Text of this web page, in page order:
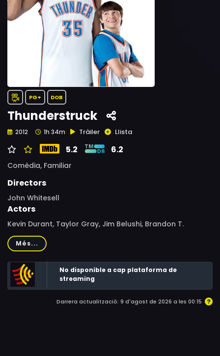
PG+ DOB
Thunderstruck
2012 1h 34m Tràiler Llista
5.2 6.2
Comèdia, Familiar
Directors
John Whitesell
Actors
Kevin Durant, Taylor Gray, Jim Belushi, Brandon T.
Jackson, Doc Shaw, Tristin Mays, Robert Belushi, William
Ragsdale, Hana Hayes, Andrea Frankle, Steve Kerr,
Reggie Miller, Shaquille O'Neal, Kenny Smith, Charles
Barkley, Candace Parker, Wanda Durant, Linda
Cavanaugh, Marv Albert, Conan O'Brien, Drew Battles
Més...
No disponible a cap plataforma de
streaming
Darrera actualització: 9 d'agost de 2026 a les 00:15